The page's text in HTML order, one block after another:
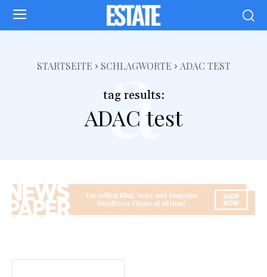
STARTSEITE SCHLAGWORTE ADAC TEST
tag results:
ADAC test
a